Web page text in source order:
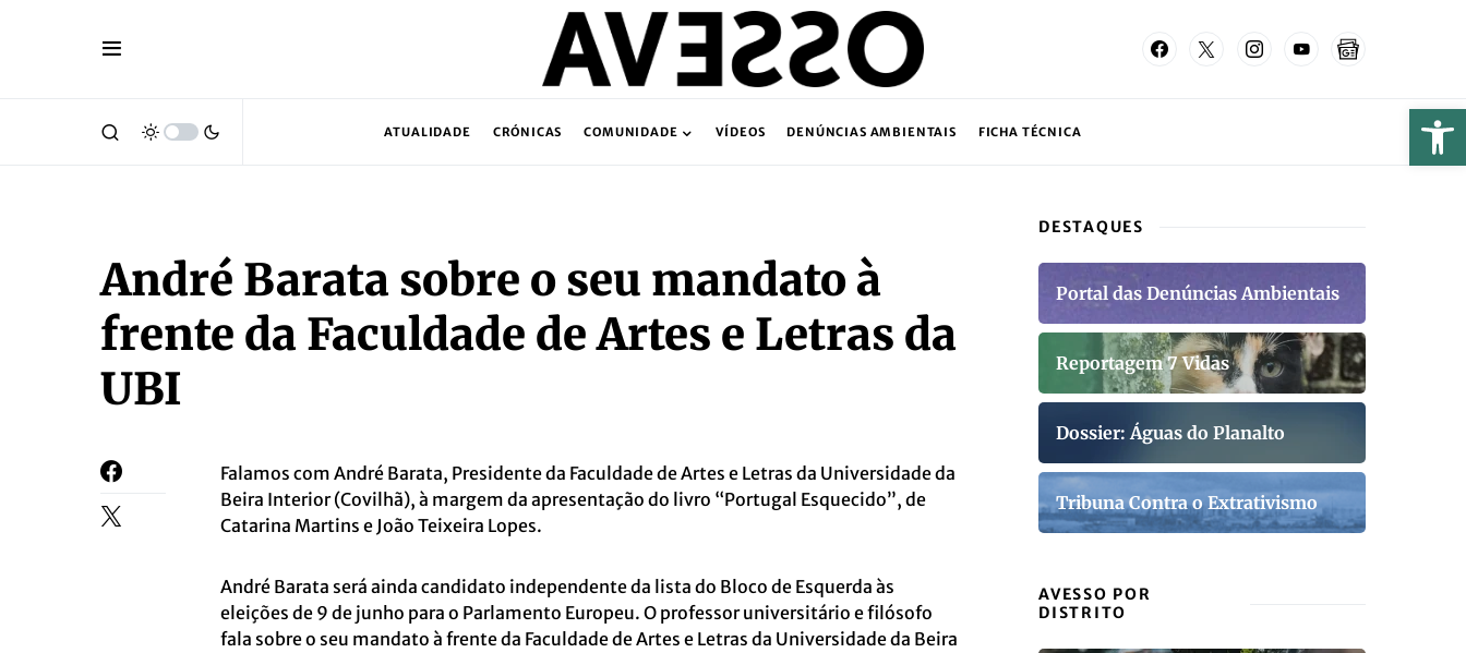
ATUALIDADE CRÓNICAS COMUNIDADE VÍDEOS DENÚNCIAS AMBIENTAIS FICHA TÉCNICA
André Barata sobre o seu mandato à
frente da Faculdade de Artes e Letras da
UBI
Falamos com André Barata, Presidente da Faculdade de Artes e Letras da Universidade da
Beira Interior (Covilhã), à margem da apresentação do livro “Portugal Esquecido”, de
Catarina Martins e João Teixeira Lopes.
André Barata será ainda candidato independente da lista do Bloco de Esquerda às
eleições de 9 de junho para o Parlamento Europeu. O professor universitário e filósofo
fala sobre o seu mandato à frente da Faculdade de Artes e Letras da Universidade da Beira
DESTAQUES
Portal das Denúncias Ambientais
Reportagem 7 Vidas
Dossier: Águas do Planalto
Tribuna Contra o Extrativismo
AVESSO POR
DISTRITO